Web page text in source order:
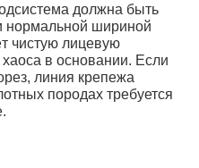
должна быть
нормальной шириной
чистую лицевую
в основании. Если
линия крепежа
породах требуется